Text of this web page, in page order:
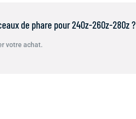
de phare pour 240z-260z-280z ?
votre achat.